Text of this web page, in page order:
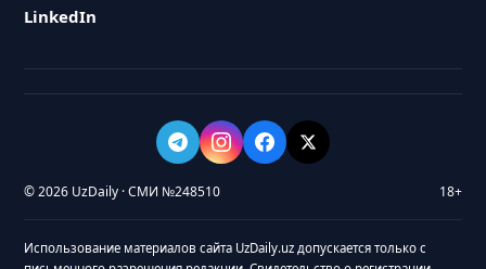
LinkedIn
© 2026 UzDaily · СМИ №248510 18+
Использование материалов сайта UzDaily.uz допускается только с